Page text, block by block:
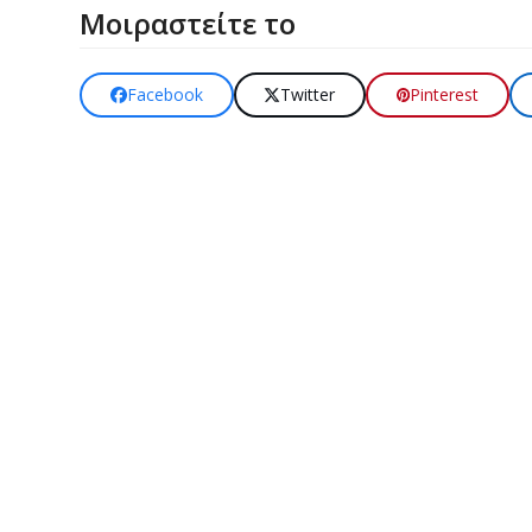
Μοιραστείτε το
Facebook Twitter Pinterest